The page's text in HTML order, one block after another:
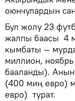
оюнчулардын
Бул жолу 23
жалпы баасы 4
кымбаты —
миллион,
бааланды). Анын
(400 миң евро)
евро) турат.